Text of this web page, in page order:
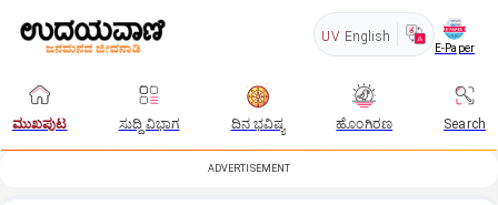
UV English
E-Paper
ಮುಖಪುಟ ಸುದ್ದಿ ವಿಭಾಗ ದಿನ ಭವಿಷ್ಯ ಹೊಂಗಿರಣ Search
ADVERTISEMENT